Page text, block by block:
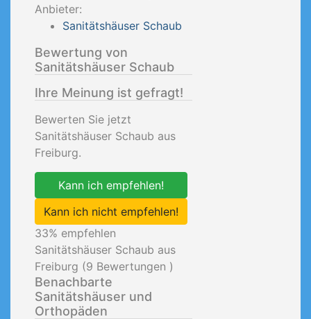
Anbieter:
Sanitätshäuser Schaub
Bewertung von
Sanitätshäuser Schaub
Ihre Meinung ist gefragt!
Bewerten Sie jetzt
Sanitätshäuser Schaub aus
Freiburg.
Kann ich empfehlen!
Kann ich nicht empfehlen!
33% empfehlen
Sanitätshäuser Schaub aus
Freiburg (9 Bewertungen )
Benachbarte
Sanitätshäuser und
Orthopäden